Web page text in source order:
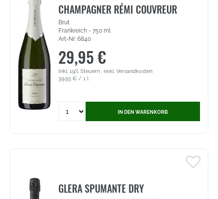
Pfalz
(3546)
CHAMPAGNER RÉMI COUVREUR
Brut
Frankreich - 750 ml
Art-Nr: 6840
29,95 €
Inkl. 19% Steuern , exkl. Versandkosten
39,93 € / 1 l
for
Rémi
IN DEN WARENKORB
GLERA SPUMANTE DRY